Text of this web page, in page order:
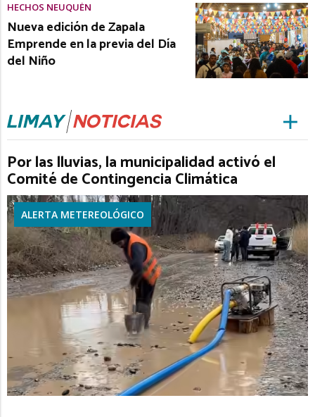
HECHOS NEUQUÉN
Nueva edición de Zapala
Emprende en la previa del Día
del Niño
Por las lluvias, la municipalidad activó el
Comité de Contingencia Climática
ALERTA METEREOLÓGICO